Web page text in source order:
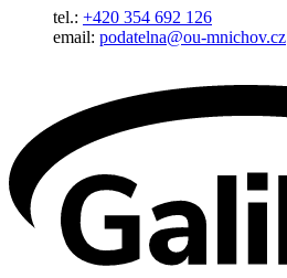
tel.: +420 354 692 126
email: podatelna@ou-mnichov.cz